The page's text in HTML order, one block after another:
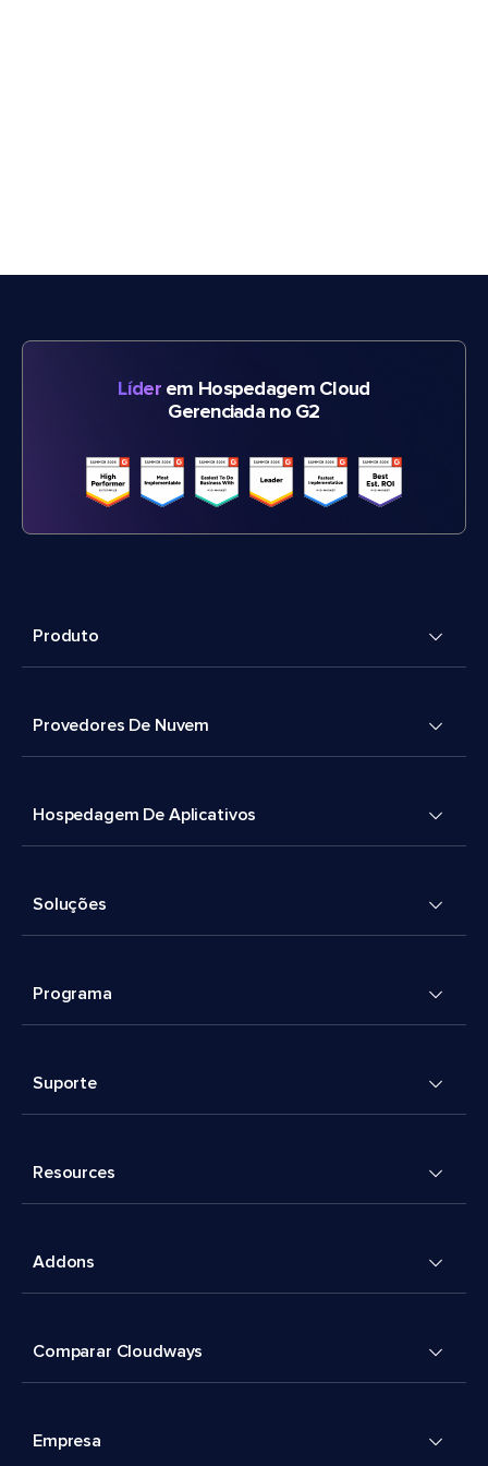
Líderem Hospedagem Cloud
Gerenciada no G2
Produto
Provedores De Nuvem
Hospedagem De Aplicativos
Soluções
Programa
Suporte
Resources
Addons
Comparar Cloudways
Empresa